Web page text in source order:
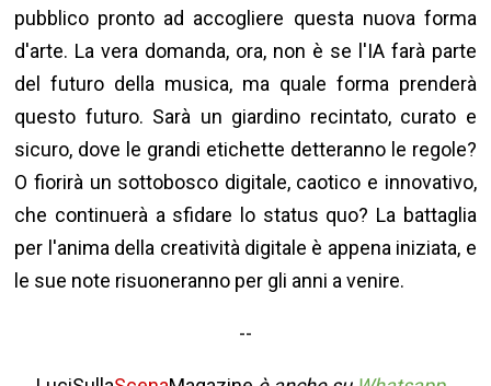
pubblico pronto ad accogliere questa nuova forma
d'arte. La vera domanda, ora, non è se l'IA farà parte
del futuro della musica, ma quale forma prenderà
questo futuro. Sarà un giardino recintato, curato e
sicuro, dove le grandi etichette detteranno le regole?
O fiorirà un sottobosco digitale, caotico e innovativo,
che continuerà a sfidare lo status quo? La battaglia
per l'anima della creatività digitale è appena iniziata, e
le sue note risuoneranno per gli anni a venire.
--